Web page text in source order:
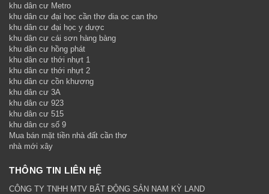
khu dân cư Metro
khu dân cư đại học cần thơ dia oc can tho
khu dân cư đại học y dược
khu dân cư cái sơn hàng bàng
khu dân cư hồng phát
khu dân cư thới nhựt 1
khu dân cư thới nhựt 2
khu dân cư cồn khương
khu dân cư 3A
khu dân cư 923
khu dân cư 515
khu dân cư số 9
Mua bán mặt tiền nhà đất cần thơ
nhà mới xây
THÔNG TIN LIÊN HỆ
CÔNG TY TNHH MTV BẤT ĐỘNG SẢN NAM KỲ LAND